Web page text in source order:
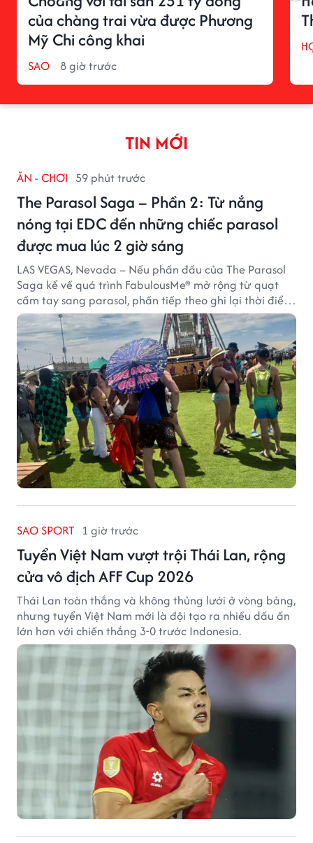
của chàng trai vừa được Phương
Mỹ Chi công khai
SAO 8 giờ trước
TIN MỚI
ĂN - CHƠI 59 phút trước
The Parasol Saga – Phần 2: Từ nắng
nóng tại EDC đến những chiếc parasol
được mua lúc 2 giờ sáng
LAS VEGAS, Nevada – Nếu phần đầu của The Parasol
Saga kể về quá trình FabulousMe® mở rộng từ quạt
cầm tay sang parasol, phần tiếp theo ghi lại thời điểm
sản phẩm được thị trường đón nhận và dần vượt khỏi
công năng che nắng thông thường.
SAO SPORT 1 giờ trước
Tuyển Việt Nam vượt trội Thái Lan, rộng
cửa vô địch AFF Cup 2026
Thái Lan toàn thắng và không thủng lưới ở vòng bảng,
nhưng tuyển Việt Nam mới là đội tạo ra nhiều dấu ấn
lớn hơn với chiến thắng 3-0 trước Indonesia.